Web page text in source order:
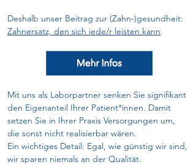
Deshalb unser Beitrag zur (Zahn-)gesundheit:
Zahnersatz, den sich jede/r leisten kann.
Mit uns als Laborpartner senken Sie signifikant
den Eigenanteil Ihrer Patient*innen. Damit
setzen Sie in Ihrer Praxis Versorgungen um,
die sonst nicht realisierbar wären.
Ein wichtiges Detail: Egal, wie günstig wir sind,
wir sparen niemals an der Qualität.